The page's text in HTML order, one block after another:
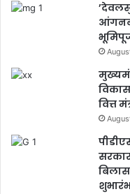
वित्त